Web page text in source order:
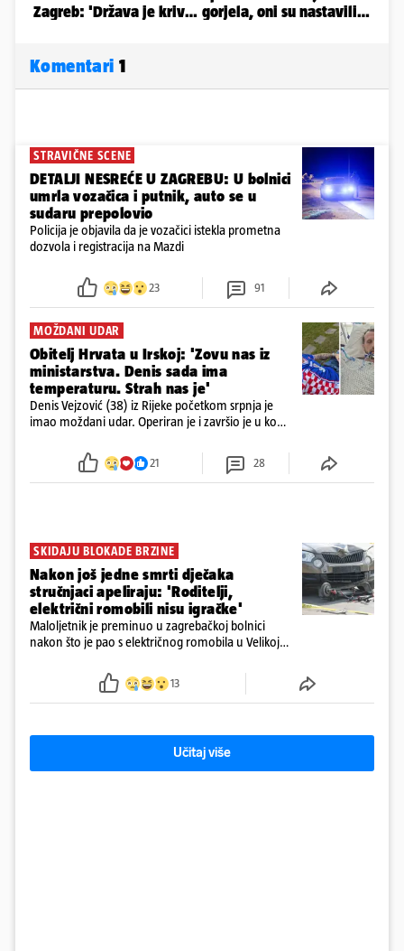
Komentari 1
STRAVIČNE SCENE
DETALJI NESREĆE U ZAGREBU: U bolnici
umrla vozačica i putnik, auto se u
sudaru prepolovio
Policija je objavila da je vozačici istekla prometna
dozvola i registracija na Mazdi
23 91
MOŽDANI UDAR
Obitelj Hrvata u Irskoj: 'Zovu nas iz
ministarstva. Denis sada ima
temperaturu. Strah nas je'
Denis Vejzović (38) iz Rijeke početkom srpnja je
imao moždani udar. Operiran je i završio je u komi.
tamošnji liječnici ne vjeruju u oporavak: 'Imamo
21 28
SKIDAJU BLOKADE BRZINE
Nakon još jedne smrti dječaka
stručnjaci apeliraju: 'Roditelji,
električni romobili nisu igračke'
Maloljetnik je preminuo u zagrebačkoj bolnici
nakon što je pao s električnog romobila u Velikoj
13
Učitaj više